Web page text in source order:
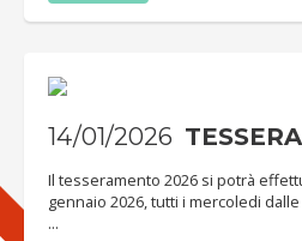
14/01/2026
Il tesseramento 2026 si potrà
gennaio 2026, tutti i mercoledi dalle
...